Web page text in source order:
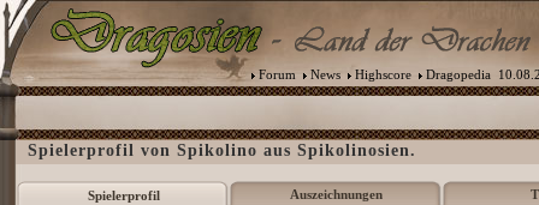
Forum News Highscore Dragopedia
Spielerprofil von Spikolino aus Spikolinosien.
Spielerprofil Auszeichnungen